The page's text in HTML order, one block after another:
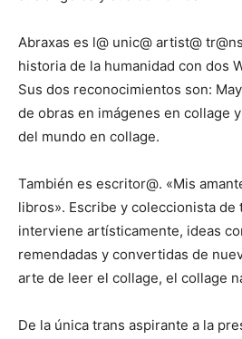
Abraxas es l@ unic@ artist@
historia de la humanidad con dos
Sus dos reconocimientos son:
de obras en imágenes en collage
del mundo en collage.
También es escritor@. «Mis
libros». Escribe y coleccionista de
interviene artísticamente, ideas
remendadas y convertidas de
arte de leer el collage, el collage
De la única trans aspirante a la